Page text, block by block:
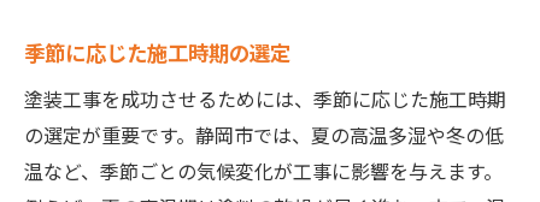
気温変化に対応した材料の選択
天候予測を活用したスケジュール管理
信頼できる静岡市の塗装業者の選び方ガイド
評価が高い業者の特徴
季節に応じた施工時期の選定
塗装工事を成功させるためには、季節に応じた施工時期
の選定が重要です。静岡市では、夏の高温多湿や冬の低
温など、季節ごとの気候変化が工事に影響を与えます。